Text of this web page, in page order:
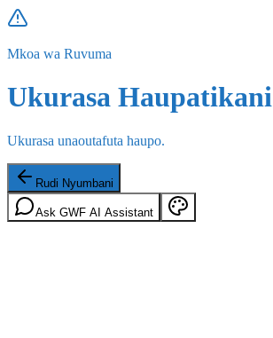
Mkoa wa Ruvuma
Ukurasa Haupatikani
Ukurasa unaoutafuta haupo.
Rudi Nyumbani
Ask GWF AI Assistant